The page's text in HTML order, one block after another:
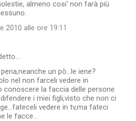
almeno cosi' non farà più
2010 alle ore 19:11
pena,neanche un pò...le iene?
nel non farceli vedere in
conoscere la faccia delle persone
i miei figli,visto che non ci
vedere in tv,ma fateci
le facce...